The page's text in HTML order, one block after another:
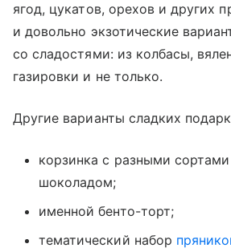
ягод, цукатов, орехов и других
и довольно экзотические
со сладостями: из колбасы,
газировки и не только.
Другие варианты сладких
корзинка с разными
шоколадом;
именной бенто-торт;
тематический набор